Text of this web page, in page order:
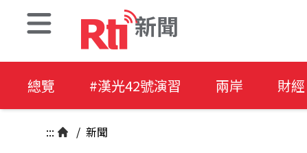
新聞
總覽 #漢光42號演習 兩岸 財經
::: / 新聞